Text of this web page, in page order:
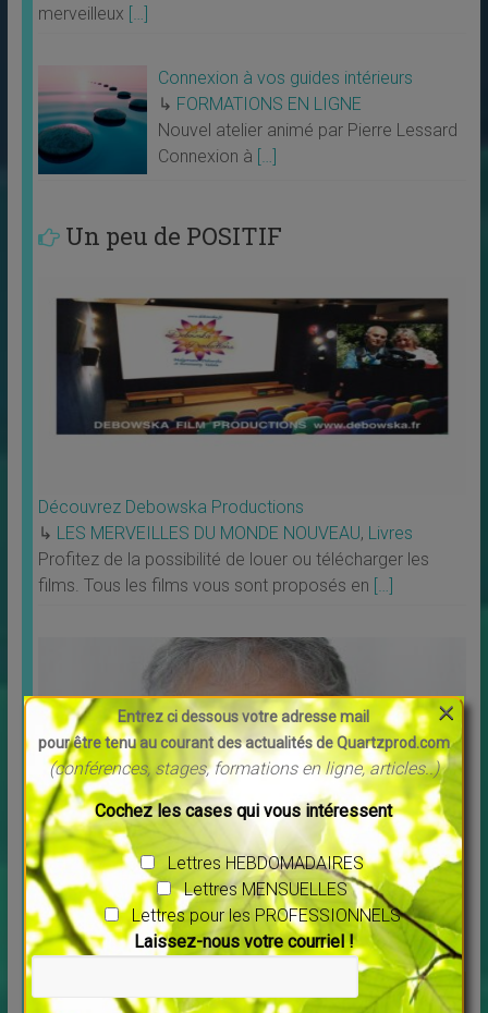
merveilleux […]
Connexion à vos guides intérieurs
↳ FORMATIONS EN LIGNE
Nouvel atelier animé par Pierre Lessard
Connexion à […]
Un peu de POSITIF
Découvrez Debowska Productions
↳ LES MERVEILLES DU MONDE NOUVEAU, Livres
Profitez de la possibilité de louer ou télécharger les
films. Tous les films vous sont proposés en […]
Message pour l’année 2025 Maitre Saint Germain
↳LES MERVEILLES DU MONDE NOUVEAU
Vous voulez écouter ce message cliquer sur ce lien :[…]
Entrez ci dessous votre adresse mail
pour être tenu au courant des actualités de Quartzprod.com
(conférences, stages, formations en ligne, articles..)
Cochez les cases qui vous intéressent
Lettres HEBDOMADAIRES
Lettres MENSUELLES
Lettres pour les PROFESSIONNELS
Laissez-nous votre courriel !
×